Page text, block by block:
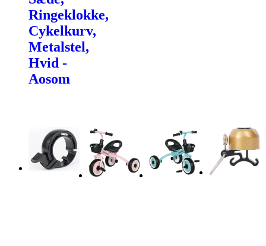
Ringeklokke,
Cykelkurv,
Metalstel,
Hvid -
Aosom